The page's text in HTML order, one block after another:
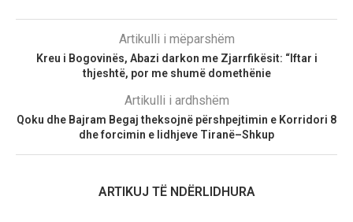
Artikulli i mëparshëm
Kreu i Bogovinës, Abazi darkon me Zjarrfikësit: “Iftar i
thjeshtë, por me shumë domethënie
Artikulli i ardhshëm
Qoku dhe Bajram Begaj theksojnë përshpejtimin e Korridori 8
dhe forcimin e lidhjeve Tiranë–Shkup
ARTIKUJ TË NDËRLIDHURA